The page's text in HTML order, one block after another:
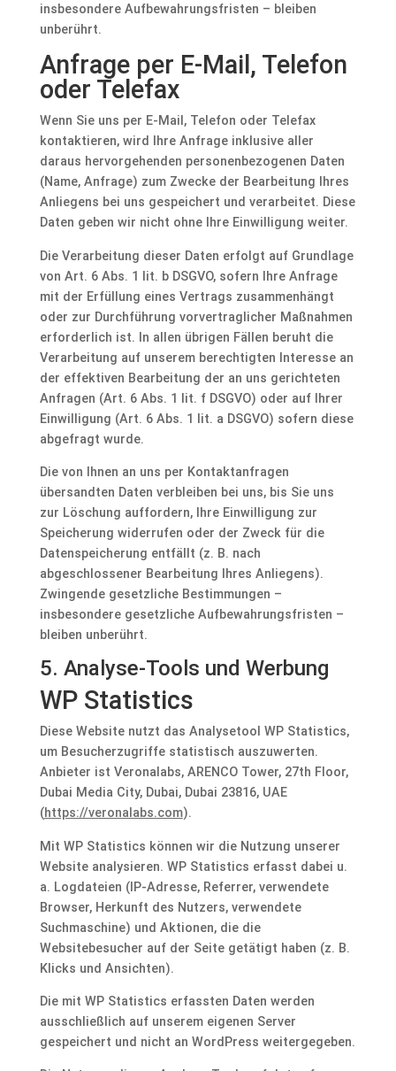
insbesondere Aufbewahrungsfristen – bleiben
unberührt.
Anfrage per E-Mail, Telefon
oder Telefax
Wenn Sie uns per E-Mail, Telefon oder Telefax
kontaktieren, wird Ihre Anfrage inklusive aller
daraus hervorgehenden personenbezogenen Daten
(Name, Anfrage) zum Zwecke der Bearbeitung Ihres
Anliegens bei uns gespeichert und verarbeitet. Diese
Daten geben wir nicht ohne Ihre Einwilligung weiter.
Die Verarbeitung dieser Daten erfolgt auf Grundlage
von Art. 6 Abs. 1 lit. b DSGVO, sofern Ihre Anfrage
mit der Erfüllung eines Vertrags zusammenhängt
oder zur Durchführung vorvertraglicher Maßnahmen
erforderlich ist. In allen übrigen Fällen beruht die
Verarbeitung auf unserem berechtigten Interesse an
der effektiven Bearbeitung der an uns gerichteten
Anfragen (Art. 6 Abs. 1 lit. f DSGVO) oder auf Ihrer
Einwilligung (Art. 6 Abs. 1 lit. a DSGVO) sofern diese
abgefragt wurde.
Die von Ihnen an uns per Kontaktanfragen
übersandten Daten verbleiben bei uns, bis Sie uns
zur Löschung auffordern, Ihre Einwilligung zur
Speicherung widerrufen oder der Zweck für die
Datenspeicherung entfällt (z. B. nach
abgeschlossener Bearbeitung Ihres Anliegens).
Zwingende gesetzliche Bestimmungen –
insbesondere gesetzliche Aufbewahrungsfristen –
bleiben unberührt.
5. Analyse-Tools und Werbung
WP Statistics
Diese Website nutzt das Analysetool WP Statistics,
um Besucherzugriffe statistisch auszuwerten.
Anbieter ist Veronalabs, ARENCO Tower, 27th Floor,
Dubai Media City, Dubai, Dubai 23816, UAE
(https://veronalabs.com).
Mit WP Statistics können wir die Nutzung unserer
Website analysieren. WP Statistics erfasst dabei u.
a. Logdateien (IP-Adresse, Referrer, verwendete
Browser, Herkunft des Nutzers, verwendete
Suchmaschine) und Aktionen, die die
Websitebesucher auf der Seite getätigt haben (z. B.
Klicks und Ansichten).
Die mit WP Statistics erfassten Daten werden
ausschließlich auf unserem eigenen Server
gespeichert und nicht an WordPress weitergegeben.